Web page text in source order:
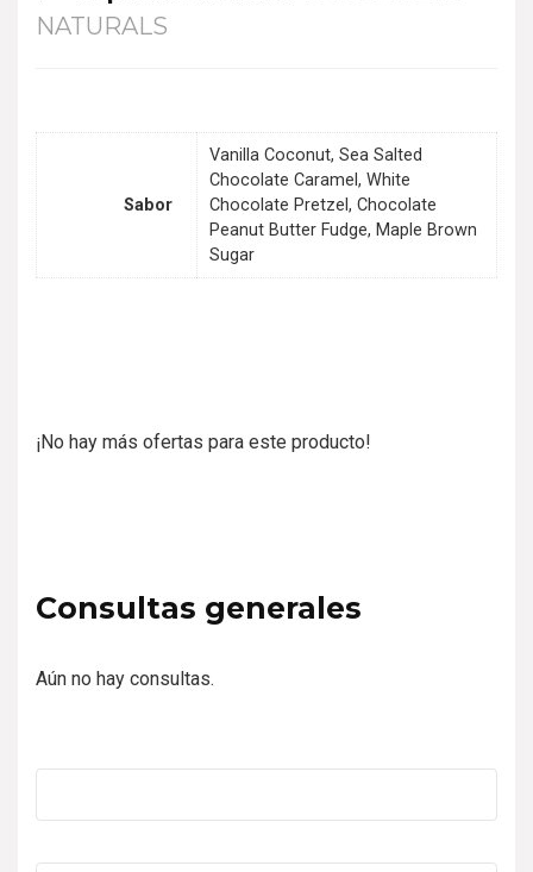
NATURALS
Sabor
Vanilla Coconut, Sea Salted
Chocolate Caramel, White
Chocolate Pretzel, Chocolate
Peanut Butter Fudge, Maple Brown
Sugar
¡No hay más ofertas para este producto!
Consultas generales
Aún no hay consultas.